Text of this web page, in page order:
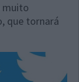
muito
que tornará